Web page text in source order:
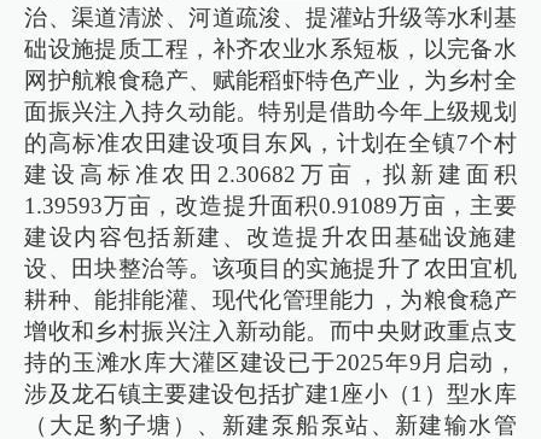
治、渠道清淤、河道疏浚、提灌站升级等水利基
础设施提质工程，补齐农业水系短板，以完备水
网护航粮食稳产、赋能稻虾特色产业，为乡村全
面振兴注入持久动能。特别是借助今年上级规划
的高标准农田建设项目东风，计划在全镇7个村
建设高标准农田2.30682万亩，拟新建面积
1.39593万亩，改造提升面积0.91089万亩，主要
建设内容包括新建、改造提升农田基础设施建
设、田块整治等。该项目的实施提升了农田宜机
耕种、能排能灌、现代化管理能力，为粮食稳产
增收和乡村振兴注入新动能。而中央财政重点支
持的玉滩水库大灌区建设已于2025年9月启动，
涉及龙石镇主要建设包括扩建1座小（1）型水库
（大足豹子塘）、新建泵船泵站、新建输水管